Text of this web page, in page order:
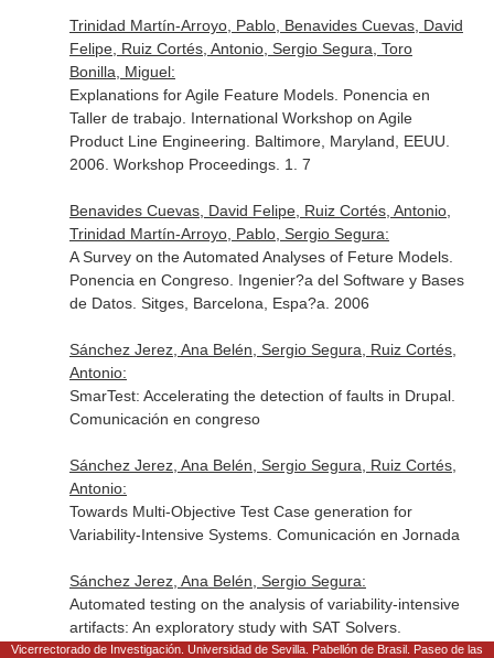
Trinidad Martín-Arroyo, Pablo, Benavides Cuevas, David
Felipe, Ruiz Cortés, Antonio, Sergio Segura, Toro
Bonilla, Miguel:
Explanations for Agile Feature Models. Ponencia en
Taller de trabajo. International Workshop on Agile
Product Line Engineering. Baltimore, Maryland, EEUU.
2006. Workshop Proceedings. 1. 7
Benavides Cuevas, David Felipe, Ruiz Cortés, Antonio,
Trinidad Martín-Arroyo, Pablo, Sergio Segura:
A Survey on the Automated Analyses of Feture Models.
Ponencia en Congreso. Ingenier?a del Software y Bases
de Datos. Sitges, Barcelona, Espa?a. 2006
Sánchez Jerez, Ana Belén, Sergio Segura, Ruiz Cortés,
Antonio:
SmarTest: Accelerating the detection of faults in Drupal.
Comunicación en congreso
Sánchez Jerez, Ana Belén, Sergio Segura, Ruiz Cortés,
Antonio:
Towards Multi-Objective Test Case generation for
Variability-Intensive Systems. Comunicación en Jornada
Sánchez Jerez, Ana Belén, Sergio Segura:
Automated testing on the analysis of variability-intensive
artifacts: An exploratory study with SAT Solvers.
Comunicación en congreso
Vicerrectorado de Investigación. Universidad de Sevilla. Pabellón de Brasil. Paseo de las